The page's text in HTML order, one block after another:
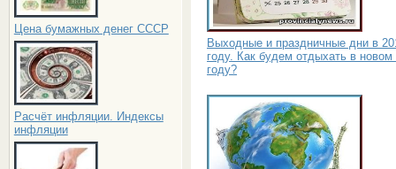
Цена бумажных денег СССР
Расчёт инфляции. Индексы
инфляции
Выходные и праздничные дни в
году. Как будем отдыхать в новом
году?